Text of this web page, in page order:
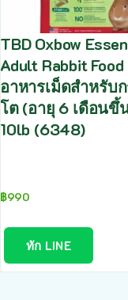
TBD Oxbow
Adult Rabbit Food
อาหารเม็ดสำหรับ
โต (อายุ 6 เดือนขึ้
10lb (6348)
฿990
ทัก LINE